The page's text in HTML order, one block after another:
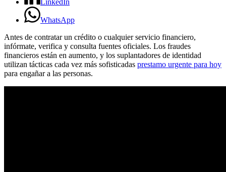
WhatsApp
Antes de contratar un crédito o cualquier servicio financiero,
infórmate, verifica y consulta fuentes oficiales. Los fraudes
financieros están en aumento, y los suplantadores de identidad
utilizan tácticas cada vez más sofisticadas prestamo urgente para hoy
para engañar a las personas.